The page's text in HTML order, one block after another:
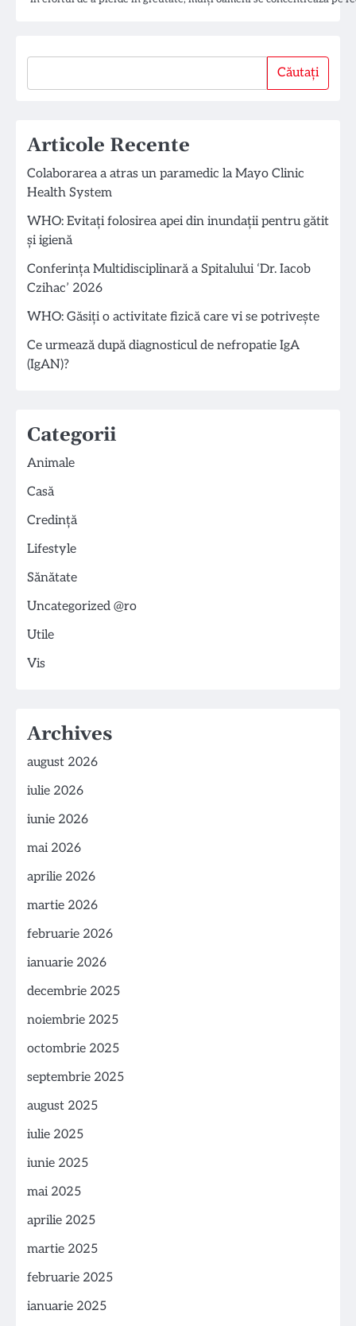
Căutați
Articole Recente
Colaborarea a atras un paramedic la Mayo Clinic
Health System
WHO: Evitați folosirea apei din inundații pentru gătit
și igienă
Conferința Multidisciplinară a Spitalului ‘Dr. Iacob
Czihac’ 2026
WHO: Găsiți o activitate fizică care vi se potrivește
Ce urmează după diagnosticul de nefropatie IgA
(IgAN)?
Categorii
Animale
Casă
Credință
Lifestyle
Sănătate
Uncategorized @ro
Utile
Vis
Archives
august 2026
iulie 2026
iunie 2026
mai 2026
aprilie 2026
martie 2026
februarie 2026
ianuarie 2026
decembrie 2025
noiembrie 2025
octombrie 2025
septembrie 2025
august 2025
iulie 2025
iunie 2025
mai 2025
aprilie 2025
martie 2025
februarie 2025
ianuarie 2025